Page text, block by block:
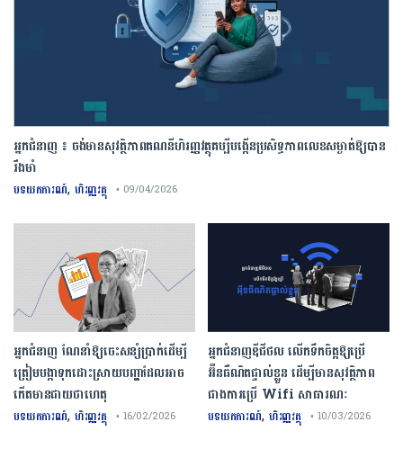
អ្នកជំនាញ ៖ ចង់មានសុវត្ថិភាពគណនីហិរញ្ញវត្ថុគប្បីបង្កើនប្រសិទ្ធភាពលេខសម្ងាត់ឱ្យបាន
រឹងមាំ
បទយកការណ៍, ហិរញ្ញវត្ថុ • 09/04/2026
អ្នកជំនាញឌីជីថល លើកទឹកចិត្តឱ្យប្រើ
អ៊ីនធឺណិតផ្ទាល់ខ្លួន ដើម្បីមានសុវត្ថិភាព
ជាងការប្រើ Wifi​ សាធារណៈ
បទយកការណ៍, ហិរញ្ញវត្ថុ • 10/03/2026
អ្នកជំនាញ ណែនាំឱ្យចេះសន្សំប្រាក់ដើម្បី
ត្រៀមបង្កាទុកដោះស្រាយបញ្ហាដែលអាច
កើតមានជាយថាហេតុ
បទយកការណ៍, ហិរញ្ញវត្ថុ • 16/02/2026